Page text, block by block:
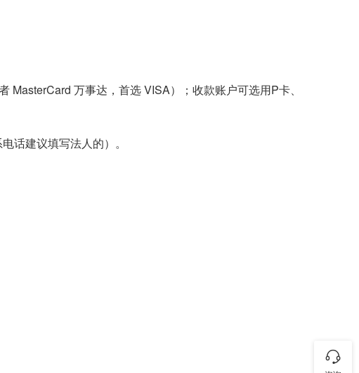
万事达，首选 VISA）；收款账户可选用P卡、
话建议填写法人的）。